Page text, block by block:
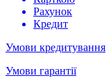
Рахунок
Кредит
Умови кредитування
Умови гарантії